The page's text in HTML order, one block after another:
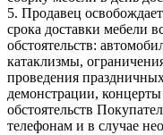
5. Продавец
срока доставки мебели
обстоятельств:
катаклизмы,
проведения
демонстрации,
обстоятельств
телефонам и в случае